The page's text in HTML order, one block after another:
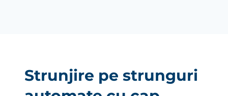
Strunjire pe strunguri